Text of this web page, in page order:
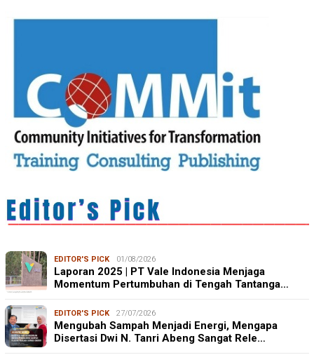
EDITOR'S PICK 01/08/2026
Laporan 2025 | PT Vale Indonesia Menjaga
Momentum Pertumbuhan di Tengah Tantanga…
EDITOR'S PICK 27/07/2026
Mengubah Sampah Menjadi Energi, Mengapa
Disertasi Dwi N. Tanri Abeng Sangat Rele…